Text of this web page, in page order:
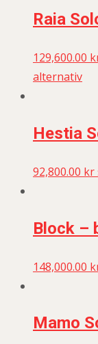
Raia
129,600.00
alternativ
Hestia
92,800.00 kr
Block –
148,000.00
Mamo